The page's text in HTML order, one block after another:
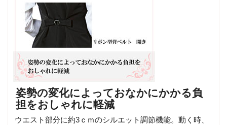
姿勢の変化によっておなかにかかる負
担をおしゃれに軽減
ウエスト部分に約3ｃｍのシルエット調節機能。動く時、